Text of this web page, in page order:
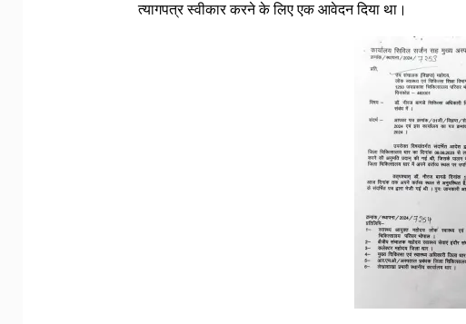
त्यागपत्र स्वीकार करने के लिए एक आवेदन दिया था।